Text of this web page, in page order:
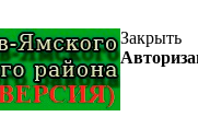
Закрыть